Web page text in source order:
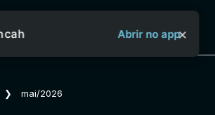
Sobre o Aya Bancah
Abrir no app×
❯ mai/2026